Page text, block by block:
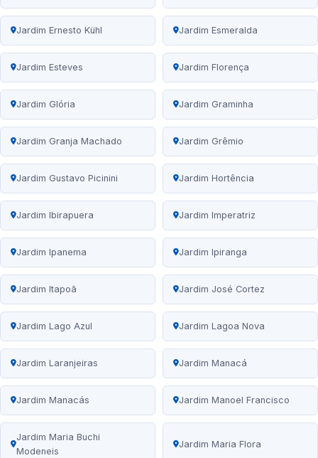
Jardim Ernesto Kühl Jardim Esmeralda
Jardim Esteves Jardim Florença
Jardim Glória Jardim Graminha
Jardim Granja Machado Jardim Grêmio
Jardim Gustavo Picinini Jardim Hortência
Jardim Ibirapuera Jardim Imperatriz
Jardim Ipanema Jardim Ipiranga
Jardim Itapoã Jardim José Cortez
Jardim Lago Azul Jardim Lagoa Nova
Jardim Laranjeiras Jardim Manacá
Jardim Manacás Jardim Manoel Francisco
Jardim Maria Buchi
Modeneis
Jardim Maria Flora